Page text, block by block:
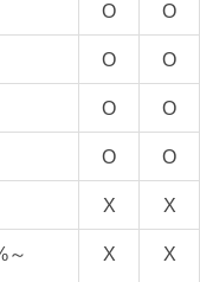
O O
O O
O O
O O
X X
～
X X